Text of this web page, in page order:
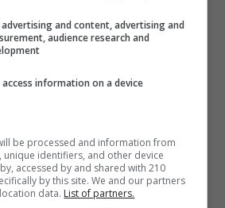
and content, advertising and
audience research and
information on a device
be processed and information from
unique identifiers, and other device
accessed by and shared with 210
by this site. We and our partners
data. List of partners.